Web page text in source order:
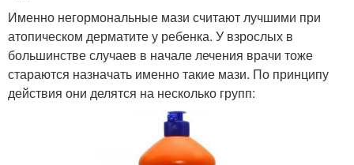
Именно негормональные мази считают лучшими при
атопическом дерматите у ребенка. У взрослых в
большинстве случаев в начале лечения врачи тоже
стараются назначать именно такие мази. По принципу
действия они делятся на несколько групп: